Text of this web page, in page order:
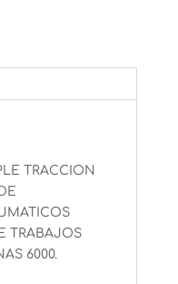
TRACCION
TRABAJOS
6000.